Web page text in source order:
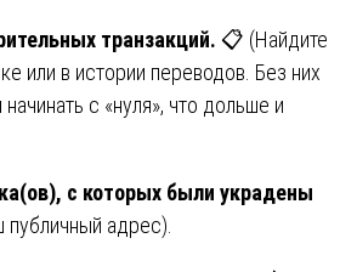
транзакций. 📋 (Найдите
или в истории переводов. Без них
с «нуля», что дольше и
с которых были украдены
адрес).